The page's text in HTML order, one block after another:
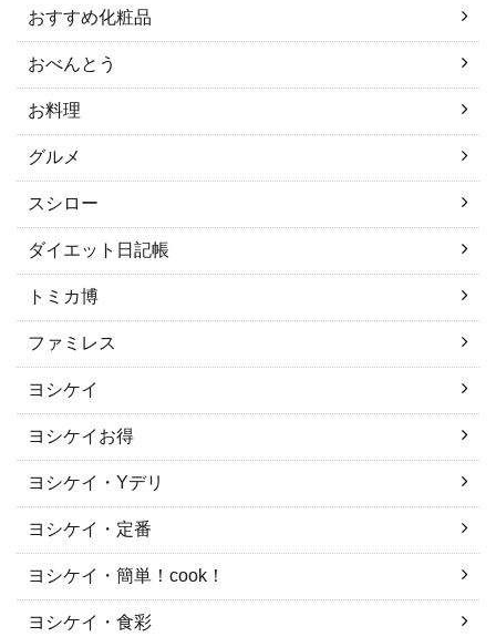
おすすめ化粧品
おべんとう
お料理
グルメ
スシロー
ダイエット日記帳
トミカ博
ファミレス
ヨシケイ
ヨシケイお得
ヨシケイ・Yデリ
ヨシケイ・定番
ヨシケイ・簡単！cook！
ヨシケイ・食彩